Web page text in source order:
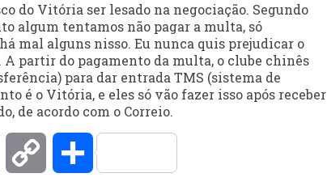
do Vitória ser lesado na negociação. Segundo
algum tentamos não pagar a multa, só
mal alguns nisso. Eu nunca quis prejudicar o
partir do pagamento da multa, o clube chinês
para dar entrada TMS (sistema de
é o Vitória, e eles só vão fazer isso após receber
de acordo com o Correio.
Email Copy Compartilhar